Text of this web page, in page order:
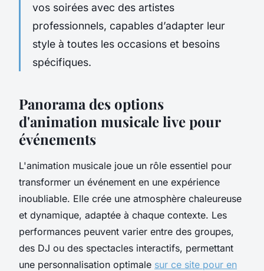
vos soirées avec des artistes
professionnels, capables d’adapter leur
style à toutes les occasions et besoins
spécifiques.
Panorama des options
d'animation musicale live pour
événements
L'animation musicale joue un rôle essentiel pour
transformer un événement en une expérience
inoubliable. Elle crée une atmosphère chaleureuse
et dynamique, adaptée à chaque contexte. Les
performances peuvent varier entre des groupes,
des DJ ou des spectacles interactifs, permettant
une personnalisation optimale sur ce site pour en